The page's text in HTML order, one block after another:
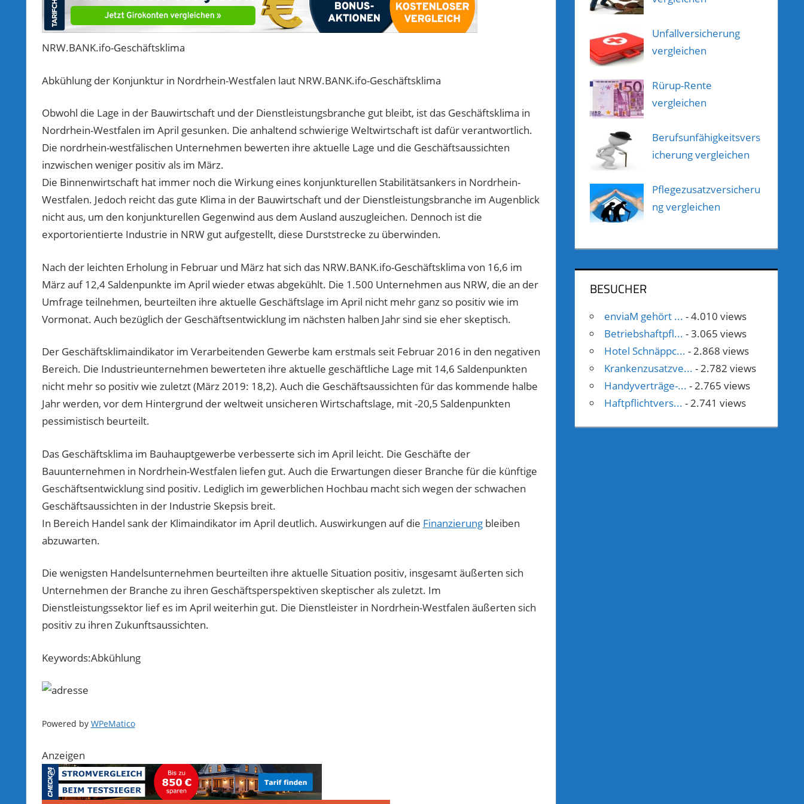
NRW.BANK.ifo-Geschäftsklima
Abkühlung der Konjunktur in Nordrhein-Westfalen laut NRW.BANK.ifo-Geschäftsklima
Obwohl die Lage in der Bauwirtschaft und der Dienstleistungsbranche gut bleibt, ist das Geschäftsklima in
Nordrhein-Westfalen im April gesunken. Die anhaltend schwierige Weltwirtschaft ist dafür verantwortlich.
Die nordrhein-westfälischen Unternehmen bewerten ihre aktuelle Lage und die Geschäftsaussichten
inzwischen weniger positiv als im März.
Die Binnenwirtschaft hat immer noch die Wirkung eines konjunkturellen Stabilitätsankers in Nordrhein-
Westfalen. Jedoch reicht das gute Klima in der Bauwirtschaft und der Dienstleistungsbranche im Augenblick
nicht aus, um den konjunkturellen Gegenwind aus dem Ausland auszugleichen. Dennoch ist die
exportorientierte Industrie in NRW gut aufgestellt, diese Durststrecke zu überwinden.
Nach der leichten Erholung in Februar und März hat sich das NRW.BANK.ifo-Geschäftsklima von 16,6 im
März auf 12,4 Saldenpunkte im April wieder etwas abgekühlt. Die 1.500 Unternehmen aus NRW, die an der
Umfrage teilnehmen, beurteilten ihre aktuelle Geschäftslage im April nicht mehr ganz so positiv wie im
Vormonat. Auch bezüglich der Geschäftsentwicklung im nächsten halben Jahr sind sie eher skeptisch.
Der Geschäftsklimaindikator im Verarbeitenden Gewerbe kam erstmals seit Februar 2016 in den negativen
Bereich. Die Industrieunternehmen bewerteten ihre aktuelle geschäftliche Lage mit 14,6 Saldenpunkten
nicht mehr so positiv wie zuletzt (März 2019: 18,2). Auch die Geschäftsaussichten für das kommende halbe
Jahr werden, vor dem Hintergrund der weltweit unsicheren Wirtschaftslage, mit -20,5 Saldenpunkten
pessimistisch beurteilt.
Das Geschäftsklima im Bauhauptgewerbe verbesserte sich im April leicht. Die Geschäfte der
Bauunternehmen in Nordrhein-Westfalen liefen gut. Auch die Erwartungen dieser Branche für die künftige
Geschäftsentwicklung sind positiv. Lediglich im gewerblichen Hochbau macht sich wegen der schwachen
Geschäftsaussichten in der Industrie Skepsis breit.
In Bereich Handel sank der Klimaindikator im April deutlich. Auswirkungen auf die Finanzierungbleiben
abzuwarten.
Die wenigsten Handelsunternehmen beurteilten ihre aktuelle Situation positiv, insgesamt äußerten sich
Unternehmen der Branche zu ihren Geschäftsperspektiven skeptischer als zuletzt. Im
Dienstleistungssektor lief es im April weiterhin gut. Die Dienstleister in Nordrhein-Westfalen äußerten sich
positiv zu ihren Zukunftsaussichten.
Keywords:Abkühlung
Powered by WPeMatico
Anzeigen
Unfallversicherung
vergleichen
Rürup-Rente
vergleichen
Berufsunfähigkeitsvers
icherung vergleichen
Pflegezusatzversicheru
ng vergleichen
BESUCHER
enviaM gehört ... - 4.010 views
Betriebshaftpfl... - 3.065 views
Hotel Schnäppc... - 2.868 views
Krankenzusatzve... - 2.782 views
Handyverträge-... - 2.765 views
Haftpflichtvers... - 2.741 views